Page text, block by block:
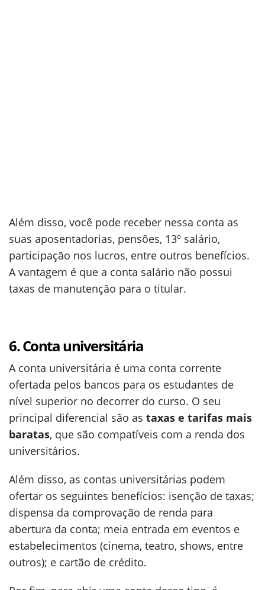
Além disso, você pode receber nessa conta as
suas aposentadorias, pensões, 13º salário,
participação nos lucros, entre outros benefícios.
A vantagem é que a conta salário não possui
taxas de manutenção para o titular.
6. Conta universitária
A conta universitária é uma conta corrente
ofertada pelos bancos para os estudantes de
nível superior no decorrer do curso. O seu
principal diferencial são as taxas e tarifas mais
baratas, que são compatíveis com a renda dos
universitários.
Além disso, as contas universitárias podem
ofertar os seguintes benefícios: isenção de taxas;
dispensa da comprovação de renda para
abertura da conta; meia entrada em eventos e
estabelecimentos (cinema, teatro, shows, entre
outros); e cartão de crédito.